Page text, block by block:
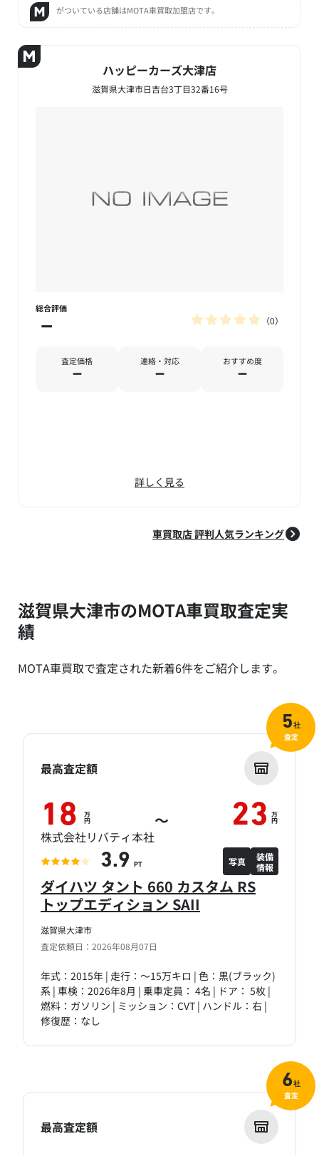
がついている店舗はMOTA車買取加盟店です。
ハッピーカーズ大津店
滋賀県大津市日吉台3丁目32番16号
総合評価
－ 0
査定価格
－
連絡・対応
－
おすすめ度
－
詳しく見る
車買取店 評判人気ランキング
滋賀県大津市のMOTA車買取査定実
績
MOTA車買取で査定された新着6件をご紹介します。
滋賀県大津市
査定依頼日：2026年08月07日
ダイハツ タント 660 カスタム RS
トップエディション SAII
年式：2015年 | 走行：～15万キロ | 色：黒(ブラック)
系 | 車検：2026年8月 | 乗車定員： 4名 | ドア： 5枚 |
燃料：ガソリン | ミッション：CVT | ハンドル：右 |
修復歴：なし
最高査定額
18 万
円 ～ 23 万
円
株式会社リバティ本社
3.9 PT 写真
装備
情報
5社
査定
最高査定額
6社
査定